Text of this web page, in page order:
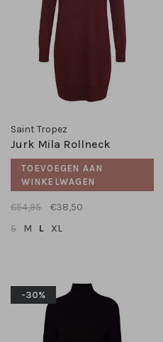
Saint Tropez
Jurk Mila Rollneck
TOEVOEGEN AAN
WINKELWAGEN
€54,95
€38,50
S
M L XL
-30%